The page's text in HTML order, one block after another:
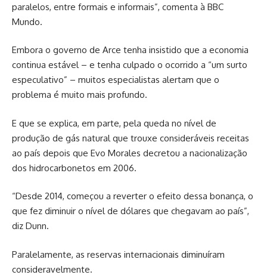
paralelos, entre formais e informais”, comenta à BBC
Mundo.
Embora o governo de Arce tenha insistido que a economia
continua estável – e tenha culpado o ocorrido a “um surto
especulativo” – muitos especialistas alertam que o
problema é muito mais profundo.
E que se explica, em parte, pela queda no nível de
produção de gás natural que trouxe consideráveis receitas
ao país depois que Evo Morales decretou a nacionalização
dos hidrocarbonetos em 2006.
“Desde 2014, começou a reverter o efeito dessa bonança, o
que fez diminuir o nível de dólares que chegavam ao país”,
diz Dunn.
Paralelamente, as reservas internacionais diminuíram
consideravelmente.